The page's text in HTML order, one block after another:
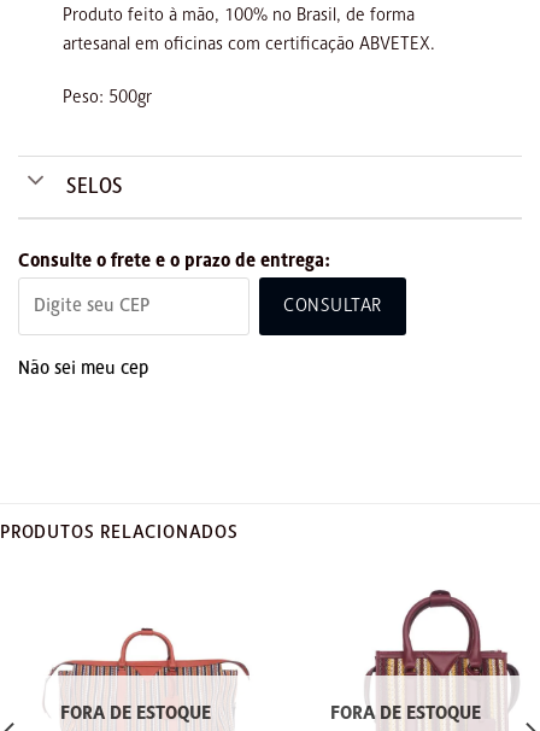
Produto feito à mão, 100% no Brasil, de forma
artesanal em oficinas com certificação ABVETEX.
Peso: 500gr
SELOS
Consulte o frete e o prazo de entrega:
CONSULTAR
Não sei meu cep
PRODUTOS RELACIONADOS
FORA DE ESTOQUE FORA DE ESTOQUE